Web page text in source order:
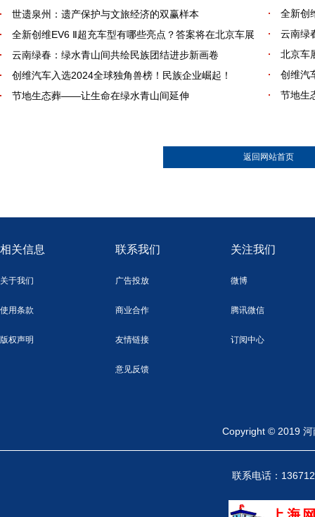
世遗泉州：遗产保护与文旅经济的双赢样本
全新创维EV6 Ⅱ超充车型有哪些亮点？答案将在北京车展
云南绿春：绿水青山间共绘民族团结进步新画卷
创维汽车入选2024全球独角兽榜！民族企业崛起！
节地生态葬——让生命在绿水青山间延伸
全新创
云南绿
北京车
创维汽
节地生
返回网站首页
相关信息
关于我们
使用条款
版权声明
联系我们
广告投放
商业合作
友情链接
意见反馈
关注我们
微博
腾讯微信
订阅中心
Copyright © 2019 河
联系电话：